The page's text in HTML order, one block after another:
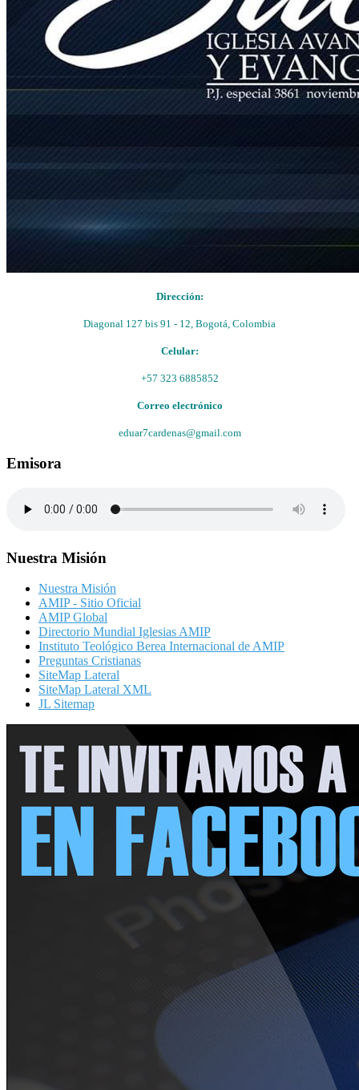
Dirección:
Diagonal 127 bis 91 - 12, Bogotá, Colombia
Celular:
+57 323 6885852
Correo electrónico
eduar7cardenas@gmail.com
Emisora
Nuestra Misión
Nuestra Misión
AMIP - Sitio Oficial
AMIP Global
Directorio Mundial Iglesias AMIP
Instituto Teológico Berea Internacional de AMIP
Preguntas Cristianas
SiteMap Lateral
SiteMap Lateral XML
JL Sitemap